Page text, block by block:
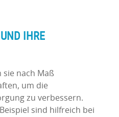
IHRE
sie nach Maß
um die
zu verbessern.
sind hilfreich bei